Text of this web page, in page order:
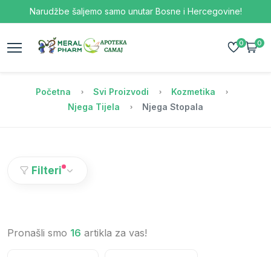
Narudžbe šaljemo samo unutar Bosne i Hercegovine!
0 0
Početna Svi Proizvodi
Kozmetika
Njega Tijela
Njega Stopala
Filteri
Pronašli smo 16 artikla za vas!